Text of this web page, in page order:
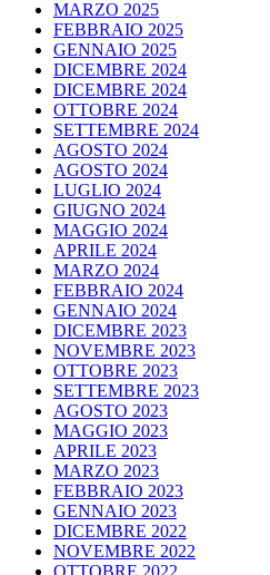
MARZO 2025
FEBBRAIO 2025
GENNAIO 2025
DICEMBRE 2024
DICEMBRE 2024
OTTOBRE 2024
SETTEMBRE 2024
AGOSTO 2024
AGOSTO 2024
LUGLIO 2024
GIUGNO 2024
MAGGIO 2024
APRILE 2024
MARZO 2024
FEBBRAIO 2024
GENNAIO 2024
DICEMBRE 2023
NOVEMBRE 2023
OTTOBRE 2023
SETTEMBRE 2023
AGOSTO 2023
MAGGIO 2023
APRILE 2023
MARZO 2023
FEBBRAIO 2023
GENNAIO 2023
DICEMBRE 2022
NOVEMBRE 2022
OTTOBRE 2022